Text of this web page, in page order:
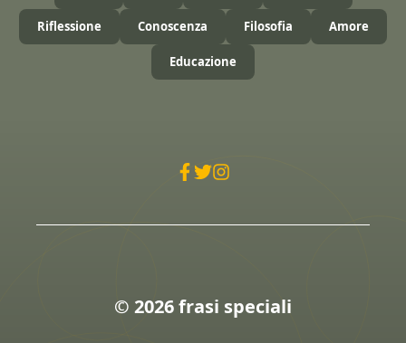
Riflessione Conoscenza Filosofia Amore
Educazione
© 2026 frasi speciali